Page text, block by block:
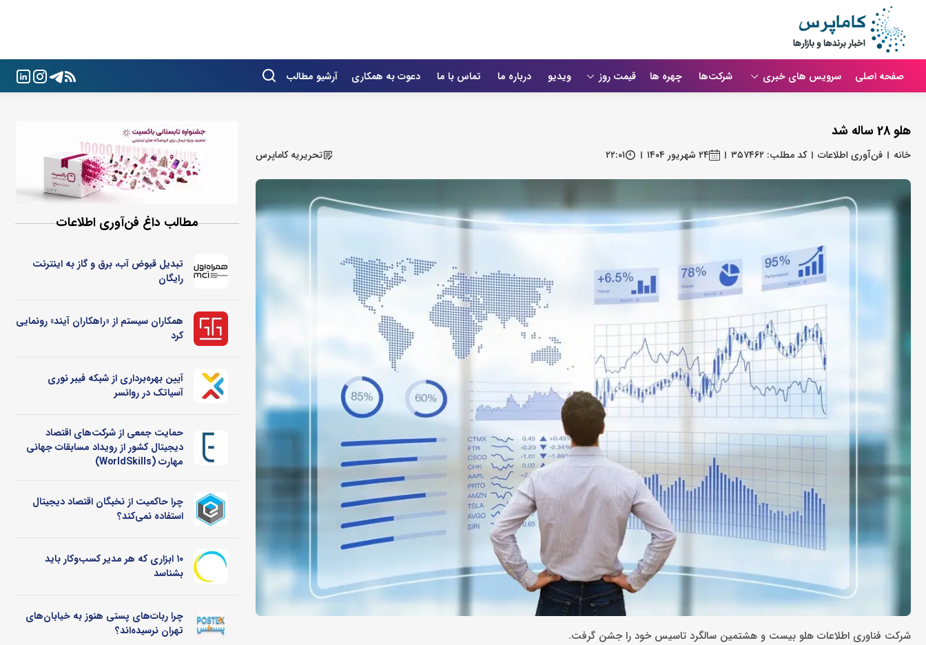
صفحه اصلی سرویس های خبری شرکت‌ها چهره ها قیمت روز ویدیو درباره ما تماس با ما دعوت به همکاری آرشیو مطالب
هلو 28 ساله شد
خانه فن‌آوری اطلاعات کد مطلب: ۳۵۷۴۶۲ ۲۴ شهریور ۱۴۰۴ ۲۲:۰۱ تحریریه کاماپرس
شرکت فناوری اطلاعات هلو بیست و هشتمین سالگرد تاسیس خود را جشن گرفت.
مطالب داغ فن‌آوری اطلاعات
تبدیل قبوض آب، برق و گاز به اینترنت
رایگان
همکاران سیستم از «راهکاران آیند» رونمایی
کرد
آیین بهره‌برداری از شبکه فیبر نوری
آسیاتک در روانسر
حمایت جمعی از شرکت‌های اقتصاد
دیجیتال کشور از رویداد مسابقات جهانی
مهارت (WorldSkills)
چرا حاکمیت از نخبگان اقتصاد دیجیتال
استفاده نمی‌کند؟
۱۰ ابزاری که هر مدیر کسب‌وکار باید
بشناسد
چرا ربات‌های پستی هنوز به خیابان‌های
تهران نرسیده‌اند؟